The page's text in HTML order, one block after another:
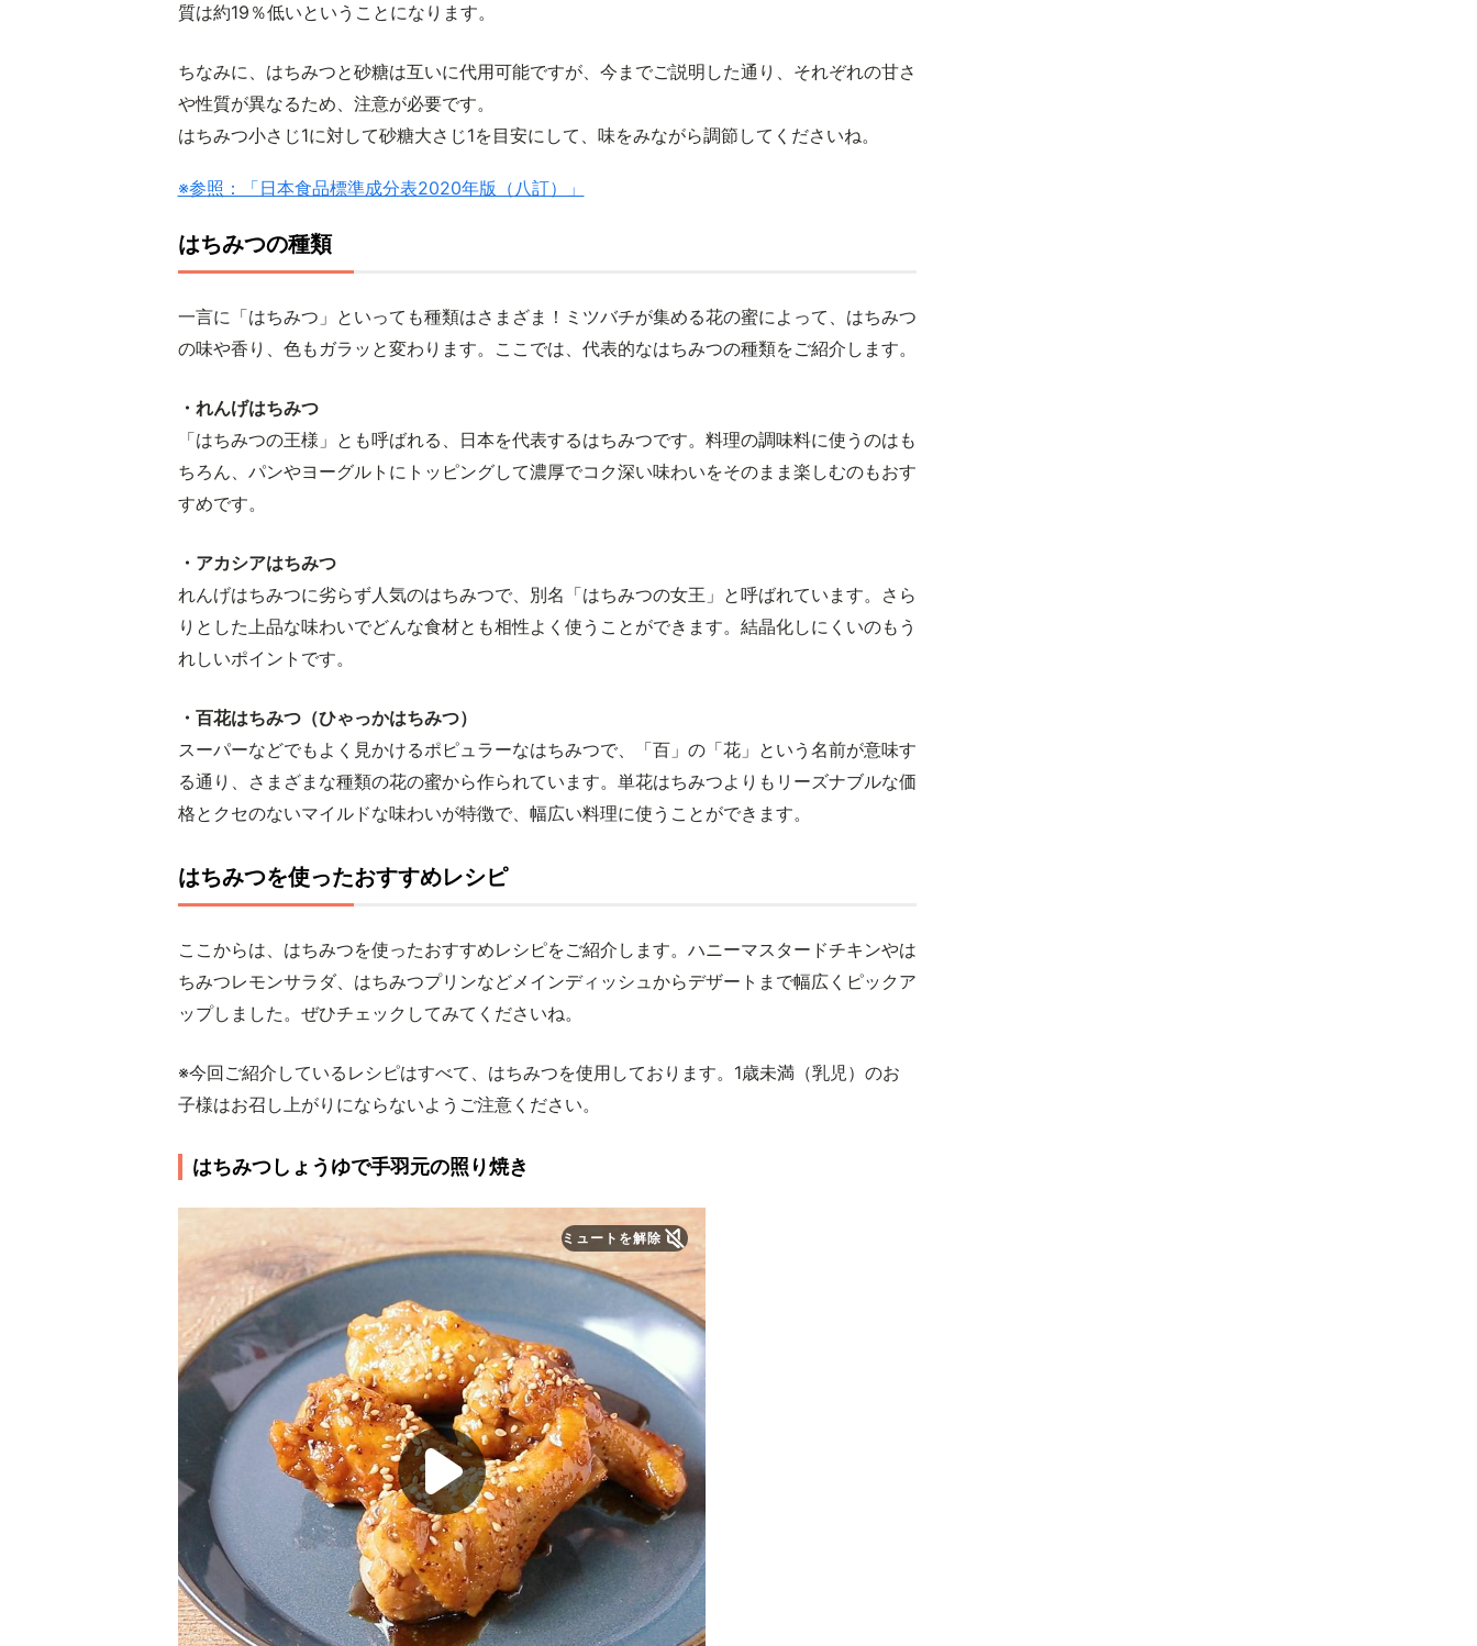
質は約19％低いということになります。
ちなみに、はちみつと砂糖は互いに代用可能ですが、今までご説明した通り、それぞれの甘さ
や性質が異なるため、注意が必要です。
はちみつ小さじ1に対して砂糖大さじ1を目安にして、味をみながら調節してくださいね。
※参照：「日本食品標準成分表2020年版（八訂）」
はちみつの種類
一言に「はちみつ」といっても種類はさまざま！ミツバチが集める花の蜜によって、はちみつ
の味や香り、色もガラッと変わります。ここでは、代表的なはちみつの種類をご紹介します。
・れんげはちみつ
「はちみつの王様」とも呼ばれる、日本を代表するはちみつです。料理の調味料に使うのはも
ちろん、パンやヨーグルトにトッピングして濃厚でコク深い味わいをそのまま楽しむのもおす
すめです。
・アカシアはちみつ
れんげはちみつに劣らず人気のはちみつで、別名「はちみつの女王」と呼ばれています。さら
りとした上品な味わいでどんな食材とも相性よく使うことができます。結晶化しにくいのもう
れしいポイントです。
・百花はちみつ（ひゃっかはちみつ）
スーパーなどでもよく見かけるポピュラーなはちみつで、「百」の「花」という名前が意味す
る通り、さまざまな種類の花の蜜から作られています。単花はちみつよりもリーズナブルな価
格とクセのないマイルドな味わいが特徴で、幅広い料理に使うことができます。
はちみつを使ったおすすめレシピ
ここからは、はちみつを使ったおすすめレシピをご紹介します。ハニーマスタードチキンやは
ちみつレモンサラダ、はちみつプリンなどメインディッシュからデザートまで幅広くピックア
ップしました。ぜひチェックしてみてくださいね。
※今回ご紹介しているレシピはすべて、はちみつを使用しております。1歳未満（乳児）のお
子様はお召し上がりにならないようご注意ください。
はちみつしょうゆで手羽元の照り焼き
ミュートを解除